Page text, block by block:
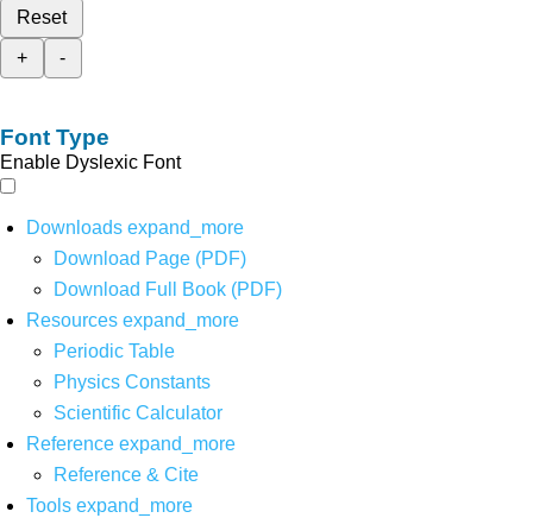
Reset
+
-
Font Type
Enable Dyslexic Font
Downloads expand_more
Download Page (PDF)
Download Full Book (PDF)
Resources expand_more
Periodic Table
Physics Constants
Scientific Calculator
Reference expand_more
Reference & Cite
Tools expand_more